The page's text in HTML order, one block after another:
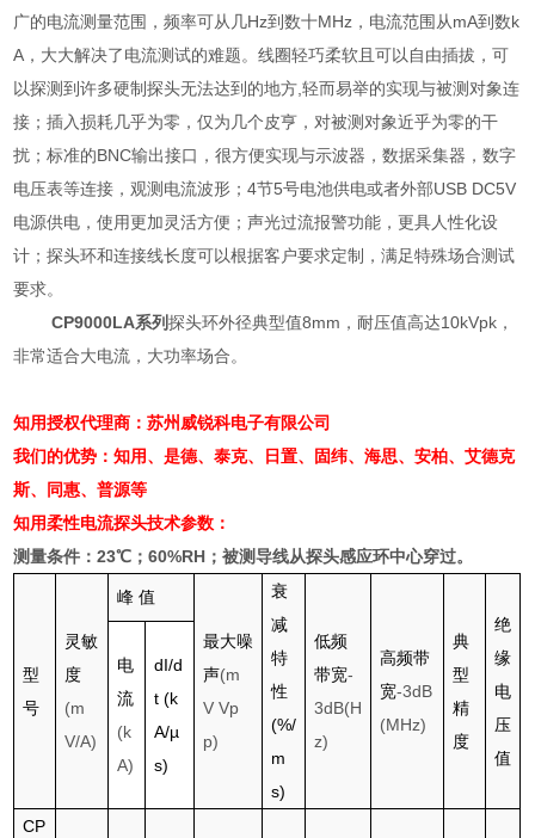
广的电流测量范围，频率可从几Hz到数十MHz，电流范围从mA到数k
A，大大解决了电流测试的难题。线圈轻巧柔软且可以自由插拔，可
以探测到许多硬制探头无法达到的地方,轻而易举的实现与被测对象连
接；插入损耗几乎为零，仅为几个皮亨，对被测对象近乎为零的干
扰；标准的BNC输出接口，很方便实现与示波器，数据采集器，数字
电压表等连接，观测电流波形；4节5号电池供电或者外部USB DC5V
电源供电，使用更加灵活方便；声光过流报警功能，更具人性化设
计；探头环和连接线长度可以根据客户要求定制，满足特殊场合测试
要求。
CP9000LA系列探头环外径典型值8mm ，耐压值高达10kVpk ，
非常适合大电流，大功率场合。
知用授权代理商：苏州威锐科电子有限公司
我们的优势：知用、是德、泰克、日置、固纬、海思、安柏、艾德克
斯、同惠、普源等
知用柔性电流探头技术参数：
测量条件：23℃；60%RH ；被测导线从探头感应环中心穿过。
型
号
灵敏
度
(m
V/A)
峰 值
最大噪
声(m
V Vp
p)
衰
减
特
性
(%/
m
s)
低频
带宽-
3dB(H
z)
高频带
宽-3dB
(MHz)
典
型
精
度
绝
缘
电
压
值
电
流
(k
A)
dI/d
t (k
A/µ
s)
CP